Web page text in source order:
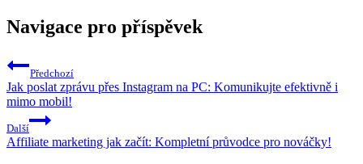
Navigace pro příspěvek
Předchozí
Jak poslat zprávu přes Instagram na PC: Komunikujte efektivně i
mimo mobil!
Další
Affiliate marketing jak začít: Kompletní průvodce pro nováčky!